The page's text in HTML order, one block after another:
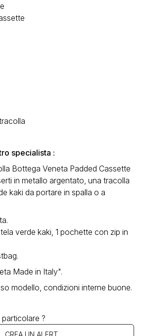
specialista :
Bottega Veneta Padded Cassette
in metallo argentato, una tracolla
kaki da portare in spalla o a
verde kaki, 1 pochette con zip in
Made in Italy".
modello, condizioni interne buone.
?